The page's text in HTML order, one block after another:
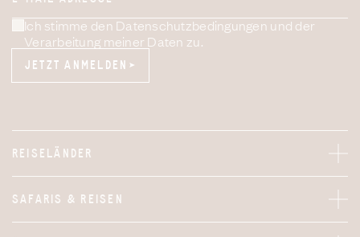
Ich stimme den Datenschutzbedingungen und der
Verarbeitung meiner Daten zu.
JETZT ANMELDEN
JETZT ANMELDEN
REISELÄNDER
SAFARIS & REISEN